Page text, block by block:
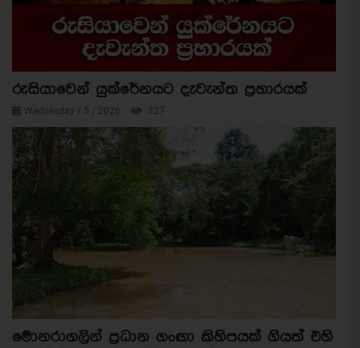
රුසියාවෙන් යුක්රේනයට දැවැන්ත ප්‍රහාරයක්
Wednesday / 5 / 2026 327
මොනරාගලින් ප්‍රධාන ගංඟා කිහිපයක් ගියත් එහි